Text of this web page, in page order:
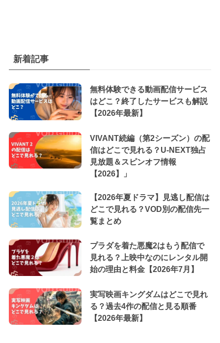
新着記事
無料体験できる動画配信サービス
はどこ？終了したサービスも解説
【2026年最新】
VIVANT続編（第2シーズン）の配
信はどこで見れる？U-NEXT独占
見放題＆スピンオフ情報
【2026】」
【2026年夏ドラマ】見逃し配信は
どこで見れる？VOD別の配信先一
覧まとめ
プラダを着た悪魔2はもう配信で
見れる？上映中なのにレンタル開
始の理由と料金【2026年7月】
実写映画キングダムはどこで見れ
る？過去4作の配信と見る順番
【2026年最新】